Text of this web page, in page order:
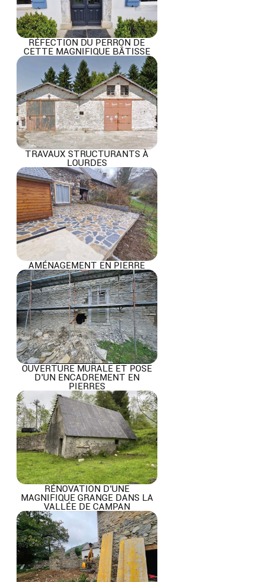
RÉFECTION DU PERRON DE
CETTE MAGNIFIQUE BÂTISSE
TRAVAUX STRUCTURANTS À
LOURDES
AMÉNAGEMENT EN PIERRE
OUVERTURE MURALE ET POSE
D’UN ENCADREMENT EN
PIERRES
RÉNOVATION D’UNE
MAGNIFIQUE GRANGE DANS LA
VALLÉE DE CAMPAN